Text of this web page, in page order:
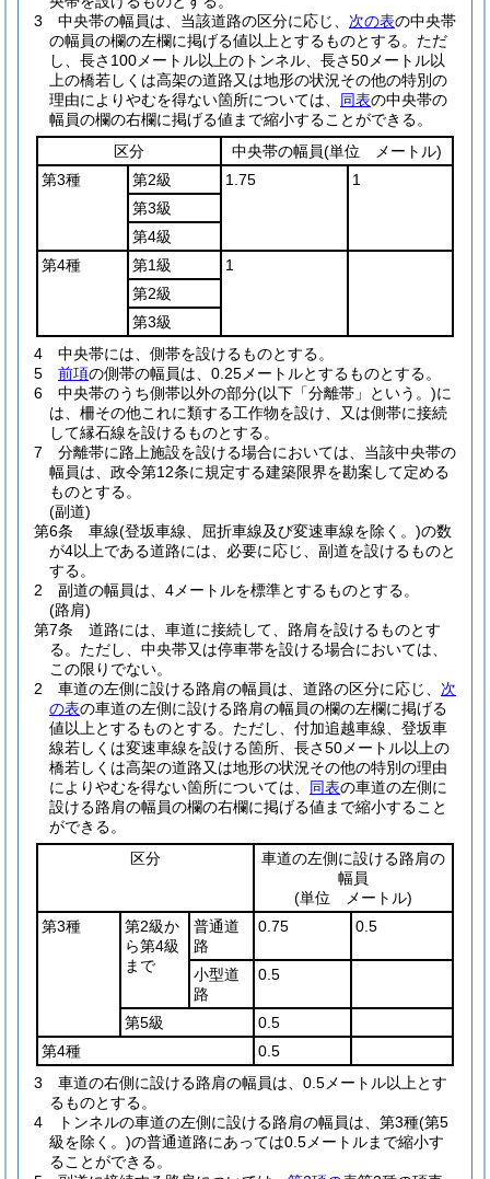
3
中央帯の幅員は、当該道路の区分に応じ、 次の表の中央帯
の幅員の欄の左欄に掲げる値以上とするものとする。 ただ
し、長さ100メートル以上のトンネル、長さ50メートル以
上の橋若しくは高架の道路又は地形の状況その他の特別の
理由によりやむを得ない箇所については、 同表の中央帯の
幅員の欄の右欄に掲げる値まで縮小することができる。
区分
中央帯の幅員(単位 メートル)
第3種
第2級 1.75
1
第3級
第4級
第4種
第1級
1
第2級
第3級
4
中央帯には、側帯を設けるものとする。
5
前項の側帯の幅員は、0.25メートルとするものとする。
6
中央帯のうち側帯以外の部分(以下「分離帯」という。)に
は、柵その他これに類する工作物を設け、又は側帯に接続
して縁石線を設けるものとする。
7
分離帯に路上施設を設ける場合においては、当該中央帯の
幅員は、政令第12条に規定する建築限界を勘案して定める
ものとする。
(副道)
第6条
車線(登坂車線、屈折車線及び変速車線を除く。)の数
が4以上である道路には、必要に応じ、副道を設けるものと
する。
2
副道の幅員は、4メートルを標準とするものとする。
(路肩)
第7条
道路には、車道に接続して、路肩を設けるものとす
る。 ただし、中央帯又は停車帯を設ける場合においては、
この限りでない。
2
車道の左側に設ける路肩の幅員は、道路の区分に応じ、 次
の表の車道の左側に設ける路肩の幅員の欄の左欄に掲げる
値以上とするものとする。 ただし、付加追越車線、登坂車
線若しくは変速車線を設ける箇所、長さ50メートル以上の
橋若しくは高架の道路又は地形の状況その他の特別の理由
によりやむを得ない箇所については、 同表の車道の左側に
設ける路肩の幅員の欄の右欄に掲げる値まで縮小すること
ができる。
区分
車道の左側に設ける路肩の
幅員
(単位 メートル)
第3種
第2級か
ら第4級
まで
普通道
路
0.75 0.5
小型道
路
0.5
第5級
0.5
第4種
0.5
3
車道の右側に設ける路肩の幅員は、0.5メートル以上とす
るものとする。
4
トンネルの車道の左側に設ける路肩の幅員は、第3種(第5
級を除く。)の普通道路にあっては0.5メートルまで縮小す
ることができる。